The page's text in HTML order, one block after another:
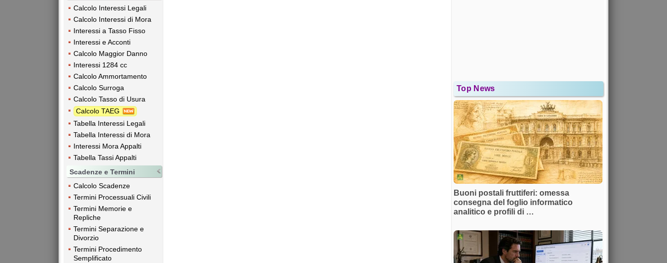
Calcolo Interessi Legali
Calcolo Interessi di Mora
Interessi a Tasso Fisso
Interessi e Acconti
Calcolo Maggior Danno
Interessi 1284 cc
Calcolo Ammortamento
Calcolo Surroga
Calcolo Tasso di Usura
Calcolo TAEG
Tabella Interessi Legali
Tabella Interessi di Mora
Interessi Mora Appalti
Tabella Tassi Appalti
Scadenze e Termini
Calcolo Scadenze
Termini Processuali Civili
Termini Memorie e
Repliche
Termini Separazione e
Divorzio
Termini Procedimento
Semplificato
Top News
Buoni postali fruttiferi: omessa
consegna del foglio informatico
analitico e profili di …